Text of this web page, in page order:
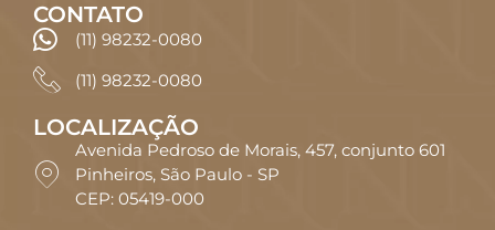
CONTATO
(11) 98232-0080
(11) 98232-0080
LOCALIZAÇÃO
Avenida Pedroso de Morais, 457, conjunto 601
Pinheiros, São Paulo - SP
CEP: 05419-000